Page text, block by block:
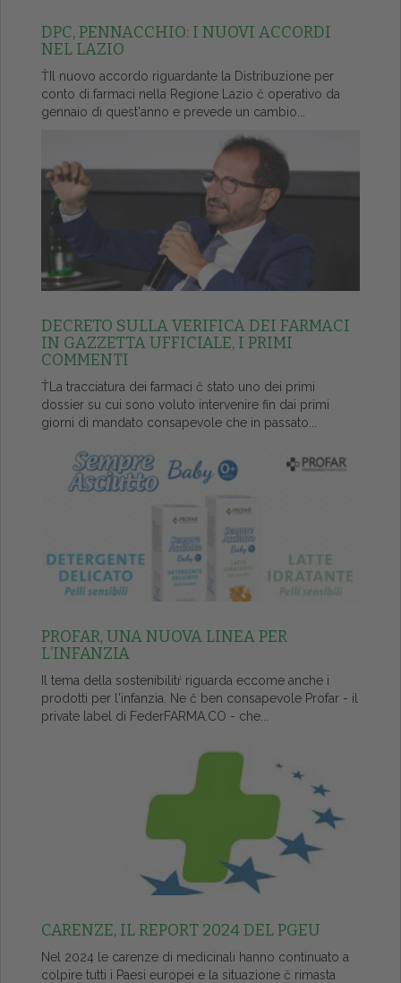
DPC, PENNACCHIO: I NUOVI ACCORDI
NEL LAZIO
ŤIl nuovo accordo riguardante la Distribuzione per
conto di farmaci nella Regione Lazio č operativo da
gennaio di quest'anno e prevede un cambio...
DECRETO SULLA VERIFICA DEI FARMACI
IN GAZZETTA UFFICIALE, I PRIMI
COMMENTI
ŤLa tracciatura dei farmaci č stato uno dei primi
dossier su cui sono voluto intervenire fin dai primi
giorni di mandato consapevole che in passato...
PROFAR, UNA NUOVA LINEA PER
L’INFANZIA
Il tema della sostenibilitŕ riguarda eccome anche i
prodotti per l'infanzia. Ne č ben consapevole Profar - il
private label di FederFARMA.CO - che...
CARENZE, IL REPORT 2024 DEL PGEU
Nel 2024 le carenze di medicinali hanno continuato a
colpire tutti i Paesi europei e la situazione č rimasta